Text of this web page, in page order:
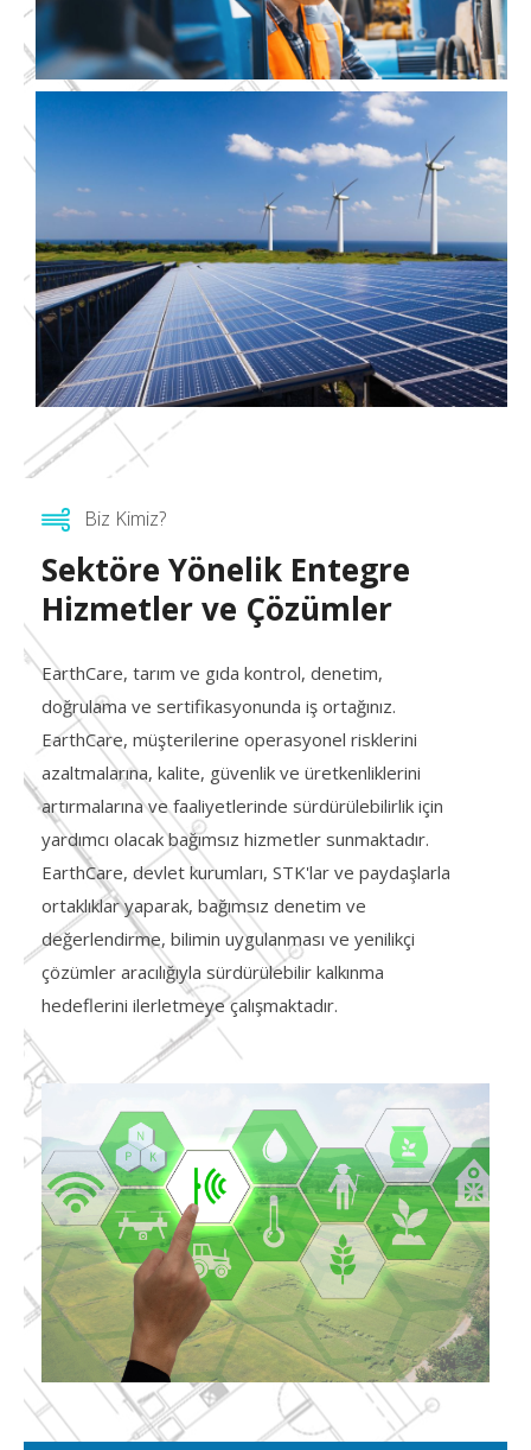
Biz Kimiz?
Sektöre Yönelik Entegre
Hizmetler ve Çözümler
EarthCare, tarım ve gıda kontrol, denetim,
doğrulama ve sertifikasyonunda iş ortağınız.
EarthCare, müşterilerine operasyonel risklerini
azaltmalarına, kalite, güvenlik ve üretkenliklerini
artırmalarına ve faaliyetlerinde sürdürülebilirlik için
yardımcı olacak bağımsız hizmetler sunmaktadır.
EarthCare, devlet kurumları, STK'lar ve paydaşlarla
ortaklıklar yaparak, bağımsız denetim ve
değerlendirme, bilimin uygulanması ve yenilikçi
çözümler aracılığıyla sürdürülebilir kalkınma
hedeflerini ilerletmeye çalışmaktadır.